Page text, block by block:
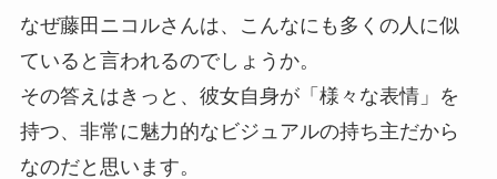
なぜ藤田ニコルさんは、こんなにも多くの人に似
ていると言われるのでしょうか。
その答えはきっと、彼女自身が「様々な表情」を
持つ、非常に魅力的なビジュアルの持ち主だから
なのだと思います。